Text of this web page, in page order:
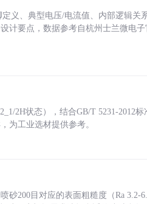
义、典型电压/电流值、内部逻辑关
计要点，数据参考自杭州士兰微电
2H状态），结合GB/T 5231-2012
为工业选材提供参考。
200目对应的表面粗糙度（Ra 3.2-